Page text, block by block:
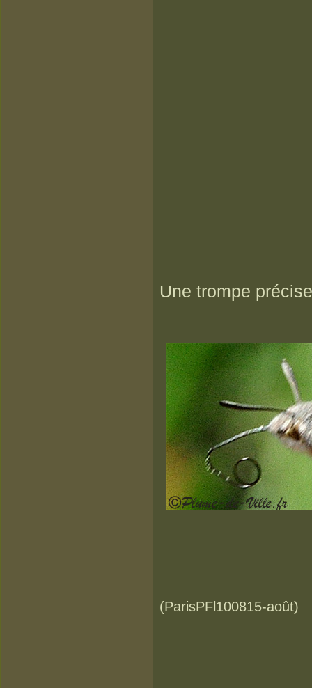
Une trompe
(ParisPFl100815-août)